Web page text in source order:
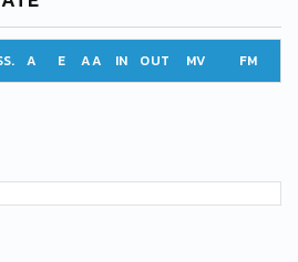
A E AA IN OUT MV FM